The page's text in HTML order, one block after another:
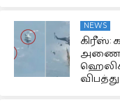
NEWS
கிரீஸ்:
விபத்து